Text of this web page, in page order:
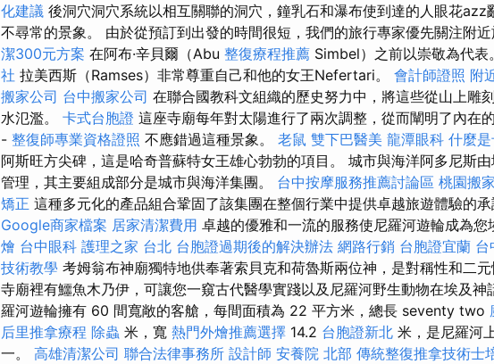
化建議 後洞穴洞穴系統以相互關聯的洞穴，鐘乳石和瀑布使到達的人眼花azz
不尋常的景象。 由於從預訂到出發的時間很短，我們的旅行專家優先關注附近
潔300元方案 在阿布·辛貝爾（Abu 整復療程推薦 Simbel）之前以崇敬為代表
社 拉美西斯（Ramses）非常尊重自己和他的女王Nefertari。 會計師證照 附
搬家公司 台中搬家公司 在聯合國教科文組織的歷史努力中，將這些從山上雕
水氾濫。 卡式台胞證 這座寺廟每年對太陽進行了兩次調整，從而闡明了內在
- 整復師專業資格證照 不應錯過這種景象。 老鼠 雙下巴醫美 龍潭眼科 什麼
阿斯旺方尖碑，這是哈奇普蘇特女王雄心勃勃的項目。 城市與海洋阿多尼斯
管理，其主要組成部分是城市與海洋集團。 台中按摩服務推薦討論區 桃園搬
矯正 這種多元化的產品組合鞏固了該集團在整個行業中提供卓越旅遊體驗的承
Google商家檔案 居家清潔費用 卓越的優雅和一流的服務使尼羅河遊輪成為您
燴 台中眼科 護理之家 台北 台胞證過期後的解決辦法 網路行銷 台胞證宜蘭 台
技術教學 考姆翁布神廟獨特地供奉著索貝克和荷魯斯兩位神，是對稱性和二
寺廟裡有鱷魚木乃伊，可讓您一窺古代醫學實踐以及尼羅河野生動物在埃及神
羅河遊輪擁有 60 間寬敞的客艙，每間面積為 22 平方米，總長 seventy two
后里推拿療程 除蟲 米，寬 熱門外燴推薦選擇 14.2 台胞證新北 米，是尼羅河
一。 高雄清潔公司 聯合法律事務所 設計師 安養院 北部 傳統整復推拿技術士